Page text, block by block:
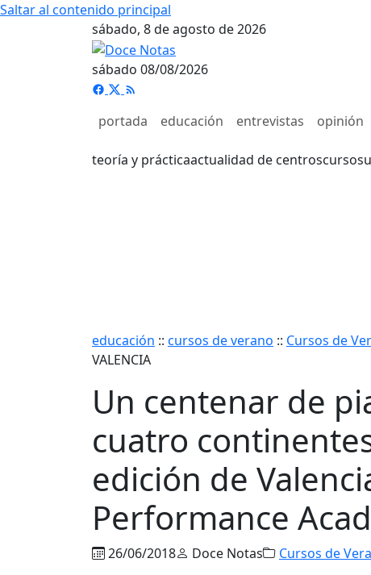
Saltar al contenido principal
sábado, 8 de agosto de 2026
sábado 08/08/2026
portada educación entrevistas opinión
teoría y prácticaactualidad de centroscursos
educación :: cursos de verano :: Cursos de
VALENCIA
Un centenar de
cuatro
edición de
Performance
26/06/2018 Doce Notas Cursos de